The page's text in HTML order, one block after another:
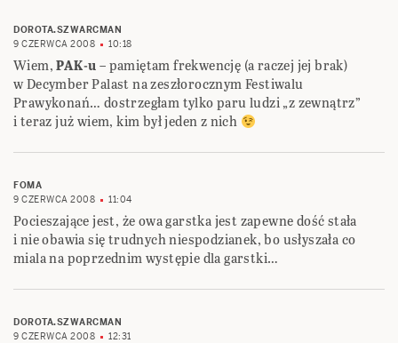
DOROTA.SZWARCMAN
9 CZERWCA 2008
10:18
Wiem,PAK-u– pamiętam frekwencję (a raczej jej brak)
w Decymber Palast na zeszłorocznym Festiwalu
Prawykonań… dostrzegłam tylko paru ludzi „z zewnątrz”
i teraz już wiem, kim był jeden z nich
FOMA
9 CZERWCA 2008
11:04
Pocieszające jest, że owa garstka jest zapewne dość stała
i nie obawia się trudnych niespodzianek, bo usłyszała co
miala na poprzednim występie dla garstki…
DOROTA.SZWARCMAN
9 CZERWCA 2008
12:31